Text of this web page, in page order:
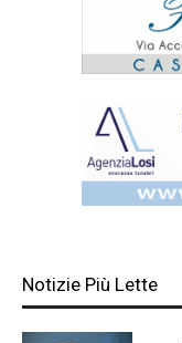
Notizie Più Lette